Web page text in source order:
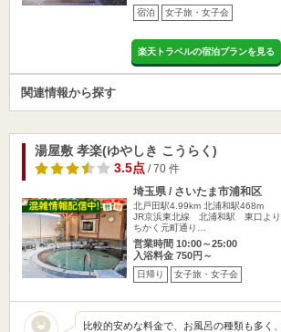
宿泊 女子旅・女子会
楽天トラベルの宿泊プランを見る
関連情報から探す
湯屋敷 孝楽(ゆやしき こうらく)
3.5点/ 70 件
埼玉県 / さいたま市浦和区
北戸田駅4.99km 北浦和駅468m
JR京浜東北線 北浦和駅 東口より
ちかく元町通り…
営業時間 10:00～25:00
入浴料金 750円～
日帰り 女子旅・女子会
比較的安めな料金で、お風呂の種類も多く